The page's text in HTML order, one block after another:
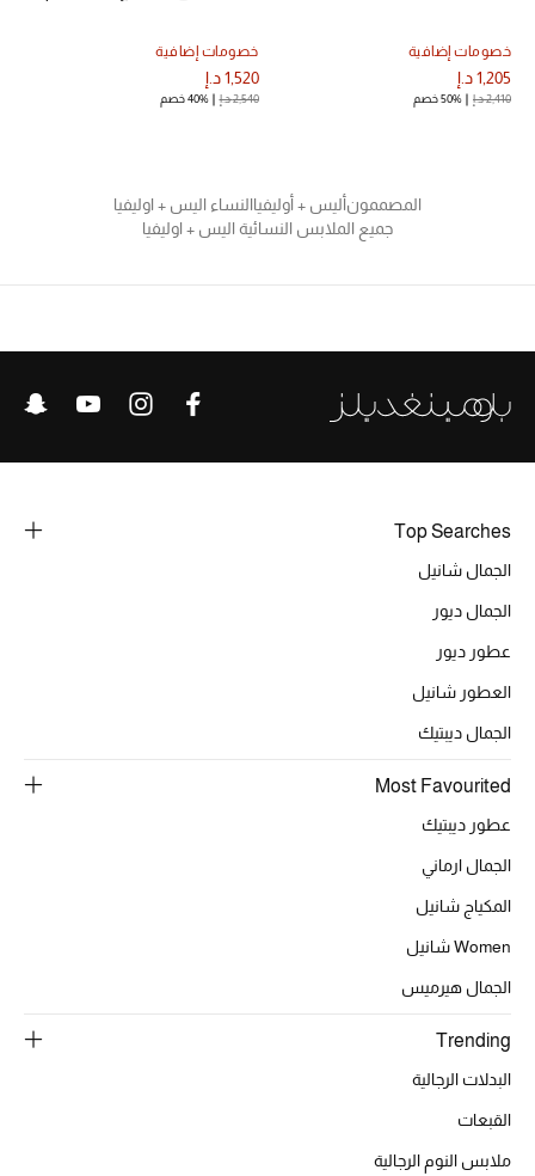
خصومات إضافية
1,205 د.إ
2,410 د.إ 50% خصم
خصومات إضافية
1,520 د.إ
2,540 د.إ 40% خصم
المصممونأليس + أوليفياالنساء اليس + اوليفيا
جميع الملابس النسائية اليس + اوليفيا
Top Searches
الجمال شانيل
الجمال ديور
عطور ديور
العطور شانيل
الجمال ديبتيك
Most Favourited
عطور ديبتيك
الجمال ارماني
المكياج شانيل
Women شانيل
الجمال هيرميس
Trending
البدلات الرجالية
القبعات
ملابس النوم الرجالية